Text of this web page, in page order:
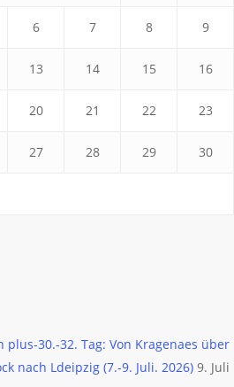
6 7 8 9
13 14 15 16
20 21 22 23
27 28 29 30
30.-32. Tag: Von Kragenaes über
nach Ldeipzig (7.-9. Juli. 2026) 9. Juli